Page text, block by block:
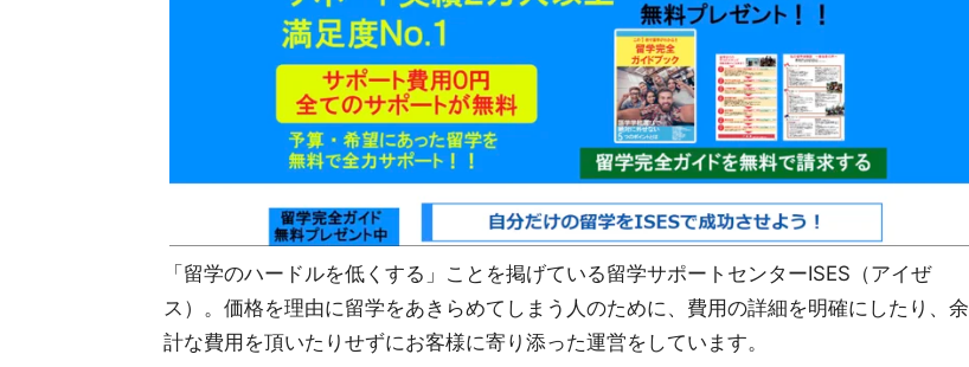
「留学のハードルを低くする」ことを掲げている留学サポートセンターISES（アイぜ
ス）。価格を理由に留学をあきらめてしまう人のために、費用の詳細を明確にしたり、余
計な費用を頂いたりせずにお客様に寄り添った運営をしています。